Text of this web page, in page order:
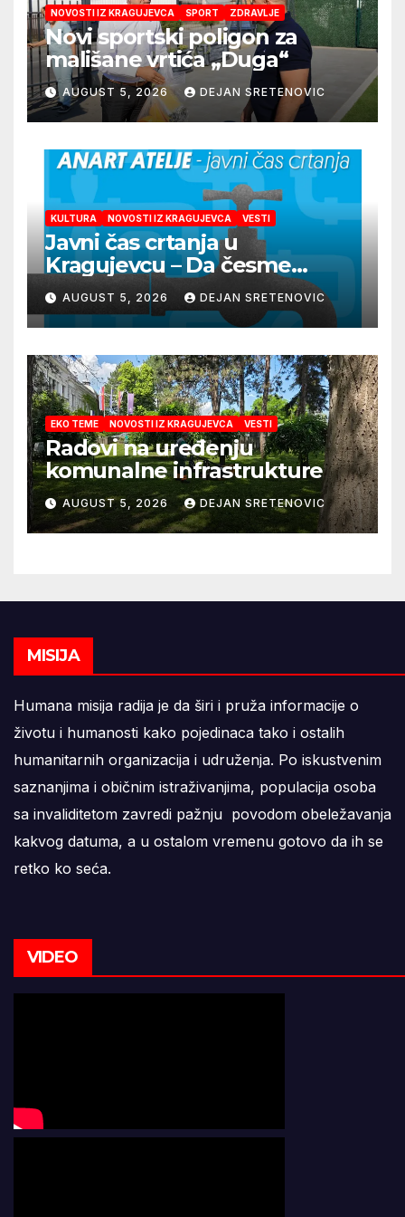
NOVOSTI IZ KRAGUJEVCA SPORT ZDRAVLJE
Novi sportski poligon za
mališane vrtića „Duga“
AUGUST 5, 2026 DEJAN SRETENOVIC
KULTURA NOVOSTI IZ KRAGUJEVCA VESTI
Javni čas crtanja u
Kragujevcu – Da česme
zažive
AUGUST 5, 2026 DEJAN SRETENOVIC
EKO TEME NOVOSTI IZ KRAGUJEVCA VESTI
Radovi na uređenju
komunalne infrastrukture
AUGUST 5, 2026 DEJAN SRETENOVIC
MISIJA
Humana misija radija je da širi i pruža informacije o
životu i humanosti kako pojedinaca tako i ostalih
humanitarnih organizacija i udruženja. Po iskustvenim
saznanjima i običnim istraživanjima, populacija osoba
sa invaliditetom zavredi pažnju povodom obeležavanja
kakvog datuma, a u ostalom vremenu gotovo da ih se
retko ko seća.
VIDEO